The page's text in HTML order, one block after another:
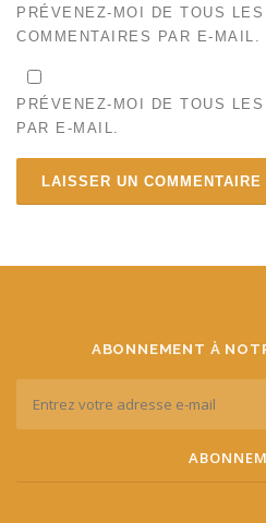
PRÉVENEZ-MOI DE TOUS LES
COMMENTAIRES PAR E-MAIL.
PRÉVENEZ-MOI DE TOUS LES
PAR E-MAIL.
ABONNEMENT À